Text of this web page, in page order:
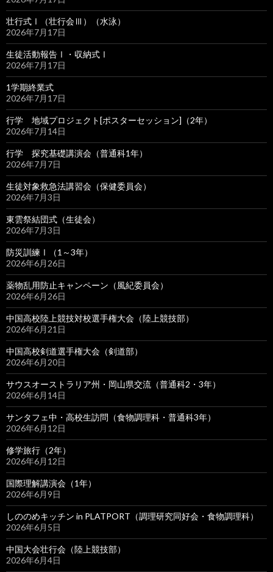
壮行式Ⅰ（壮行会Ⅲ）（水泳）
2026年7月17日
生徒活動報告Ⅰ・収納式Ⅰ
2026年7月17日
1学期終業式
2026年7月17日
行学 地域プロジェクト[ポスターセッション]（2年）
2026年7月14日
行学 探究基礎講演会（普通科1年）
2026年7月7日
生徒対象救急法講習会（保健委員会）
2026年7月3日
東雲祭結団式（生徒会）
2026年7月3日
防災訓練Ⅰ（1～3年）
2026年6月26日
薬物乱用防止キャンペーン（風紀委員会）
2026年6月26日
中国高校陸上競技対校選手権大会（陸上競技部）
2026年6月21日
中国高校剣道選手権大会（剣道部）
2026年6月20日
サウスオーストラリア州・岡山県交流（普通科2・3年）
2026年6月14日
サンタフェ中・高校生訪問（食物調理科・普通科3年）
2026年6月12日
修学旅行（2年）
2026年6月12日
国際理解講演会（1年）
2026年6月9日
しののめキッチン in PLATPORT（調理研究同好会・食物調理科）
2026年6月5日
中国大会壮行会（陸上競技部）
2026年6月4日